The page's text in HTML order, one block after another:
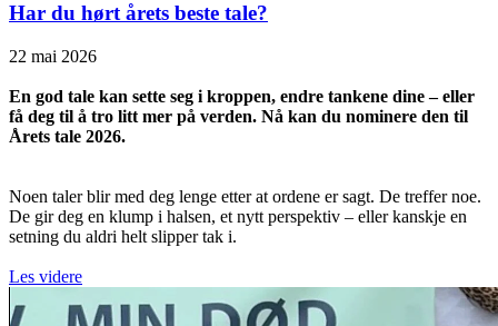
Har du hørt årets beste tale?
22 mai 2026
En god tale kan sette seg i kroppen, endre tankene dine – eller
få deg til å tro litt mer på verden. Nå kan du nominere den til
Årets tale 2026.
Noen taler blir med deg lenge etter at ordene er sagt. De treffer noe.
De gir deg en klump i halsen, et nytt perspektiv – eller kanskje en
setning du aldri helt slipper tak i.
Les videre